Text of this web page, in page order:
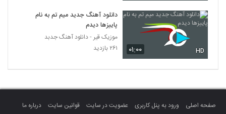
۰۱:۰۰ HD
دانلود آهنگ جدید میم تم به نام
پاییزها دیدم
موزیک قیر - دانلود آهنگ جدبد
۲۶۱ بازدید
صفحه اصلی ورود به پنل کاربری عضویت در سایت قوانین سایت
درباره ما